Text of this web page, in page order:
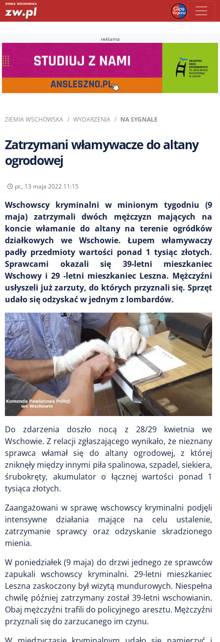
reklama
ZIEMIA WSCHOWSKA WYDARZENIA NA SYGNALE
Zatrzymani włamywacze do altany
ogrodowej
pt., 13 maja 2022 11:15
Wschowscy kryminalni w minionym tygodniu (9
maja) zatrzymali dwóch mężczyzn mających na
koncie włamanie do altany na terenie ogródków
działkowych we Wschowie. Łupem włamywaczy
padły przedmioty wartości ponad 1 tysiąc złotych.
Sprawcami okazali się 39-letni mieszkaniec
Wschowy i 29 -letni mieszkaniec Leszna. Mężczyźni
usłyszeli już zarzuty, do których przyznali się. Sprzęt
udało się odzyskać w jednym z lombardów.
Do zdarzenia doszło nocą z 28/29 kwietnia we
Wschowie. Z relacji zgłaszającego wynikało, że nieznany
sprawca włamał się do altany ogrodowej, z której
zniknęły między innymi piła spalinowa, szpadel, siekiera,
śrubokręty, akumulator o łącznej wartości ponad 1
tysiąca złotych.
Zaangażowani w sprawę wschowscy kryminalni podjęli
intensywne działania mające na celu ustalenie,
zatrzymanie sprawcy oraz odzyskanie skradzionego
mienia.
W poniedziałek (9 maja) do drzwi jednego ze sprawców
zapukali wschowscy kryminalni. 29-letni mieszkaniec
Leszna zaskoczony był wizytą mundurowych. Niespełna
chwilę później zatrzymany został 39-letni wschowianin.
Obaj mężczyźni trafili do policyjnego aresztu. Mężczyźni
przyznali się do zarzucanego im czynu.